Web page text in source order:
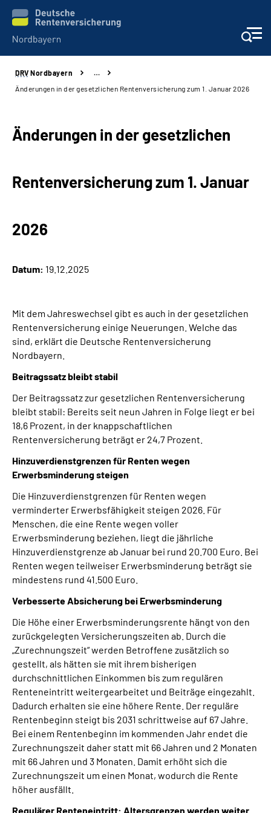
Online-Services
Beratung und Kontakt
Reha-Kliniken
Inhalte in Gebärdensprache (DGS)
Leichte Sprache
Suche
Mein Kundenportal
DRV Nordbayern
…
Änderungen in der gesetzlichen Rentenversicherung zum 1. Januar 2026
Änderungen in der gesetzlichen
Rentenversicherung zum 1. Januar
2026
Datum: 19.12.2025
Mit dem Jahreswechsel gibt es auch in der gesetzlichen
Rentenversicherung einige Neuerungen. Welche das
sind, erklärt die Deutsche Rentenversicherung
Nordbayern.
Beitragssatz bleibt stabil
Der Beitragssatz zur gesetzlichen Rentenversicherung
bleibt stabil: Bereits seit neun Jahren in Folge liegt er bei
18,6 Prozent, in der knappschaftlichen
Rentenversicherung beträgt er 24,7 Prozent.
Hinzuverdienstgrenzen für Renten wegen
Erwerbsminderung steigen
Die Hinzuverdienstgrenzen für Renten wegen
verminderter Erwerbsfähigkeit steigen 2026. Für
Menschen, die eine Rente wegen voller
Erwerbsminderung beziehen, liegt die jährliche
Hinzuverdienstgrenze ab Januar bei rund 20.700 Euro. Bei
Renten wegen teilweiser Erwerbsminderung beträgt sie
mindestens rund 41.500 Euro.
Verbesserte Absicherung bei Erwerbsminderung
Die Höhe einer Erwerbsminderungsrente hängt von den
zurückgelegten Versicherungszeiten ab. Durch die
„Zurechnungszeit“ werden Betroffene zusätzlich so
gestellt, als hätten sie mit ihrem bisherigen
durchschnittlichen Einkommen bis zum regulären
Renteneintritt weitergearbeitet und Beiträge eingezahlt.
Dadurch erhalten sie eine höhere Rente. Der reguläre
Rentenbeginn steigt bis 2031 schrittweise auf 67 Jahre.
Bei einem Rentenbeginn im kommenden Jahr endet die
Zurechnungszeit daher statt mit 66 Jahren und 2 Monaten
mit 66 Jahren und 3 Monaten. Damit erhöht sich die
Zurechnungszeit um einen Monat, wodurch die Rente
höher ausfällt.
Regulärer Renteneintritt: Altersgrenzen werden weiter